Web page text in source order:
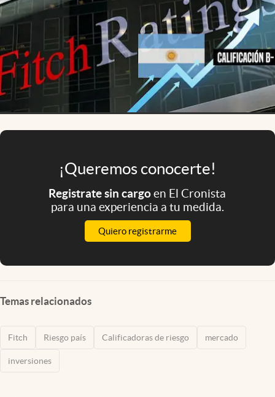
Mundial 2026
Eventos Corporativos
El Cronista Studio
Mediakit
abre en nueva pestaña
¡Queremos conocerte!
Registrate sin cargoen El Cronista
para una experiencia a tu medida.
Quiero registrarme
Temas relacionados
Fitch Riesgo país Calificadoras de riesgo mercado
inversiones